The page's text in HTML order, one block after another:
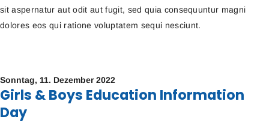
sit aspernatur aut odit aut fugit, sed quia consequuntur magni
dolores eos qui ratione voluptatem sequi nesciunt.
Sonntag, 11. Dezember 2022
Girls & Boys Education Information
Day